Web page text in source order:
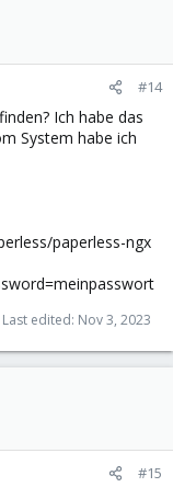
#14
Ich habe das
System habe ich
paperless-ngx
Last edited: Nov 3, 2023
#15